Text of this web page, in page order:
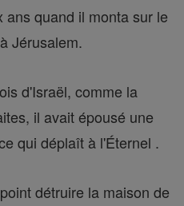
quand il monta sur le
Jérusalem.
d'Israël, comme la
il avait épousé une
qui déplaît à l'Éternel .
détruire la maison de